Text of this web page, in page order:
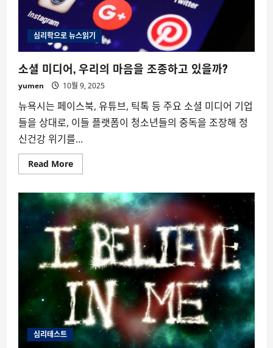
심리학으로 뉴스읽기
소셜 미디어, 우리의 마음을 조종하고 있을까?
yumen 10월 9, 2025
뉴욕시는 페이스북, 유튜브, 틱톡 등 주요 소셜 미디어 기업
들을 상대로, 이들 플랫폼이 청소년들의 중독을 조장해 정
신건강 위기를...
Read MoreRead
more
셜
미
디
어,
우
리
의
마
음
을
조
종
하
고
있
을
까?
심리테스트